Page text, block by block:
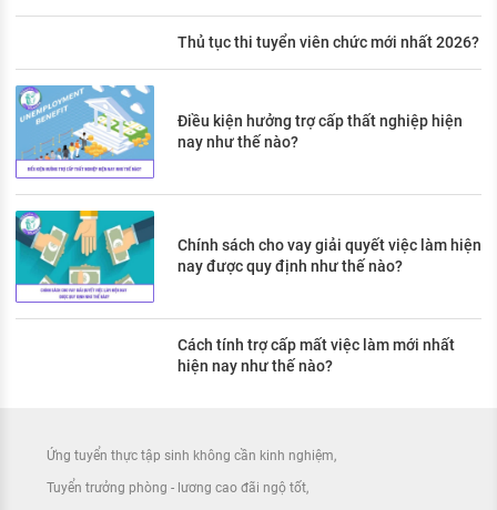
Thủ tục thi tuyển viên chức mới nhất 2026?
Điều kiện hưởng trợ cấp thất nghiệp hiện
nay như thế nào?
Chính sách cho vay giải quyết việc làm hiện
nay được quy định như thế nào?
Cách tính trợ cấp mất việc làm mới nhất
hiện nay như thế nào?
Ứng tuyển thực tập sinh không cần kinh nghiệm
Tuyển trưởng phòng - lương cao đãi ngộ tốt